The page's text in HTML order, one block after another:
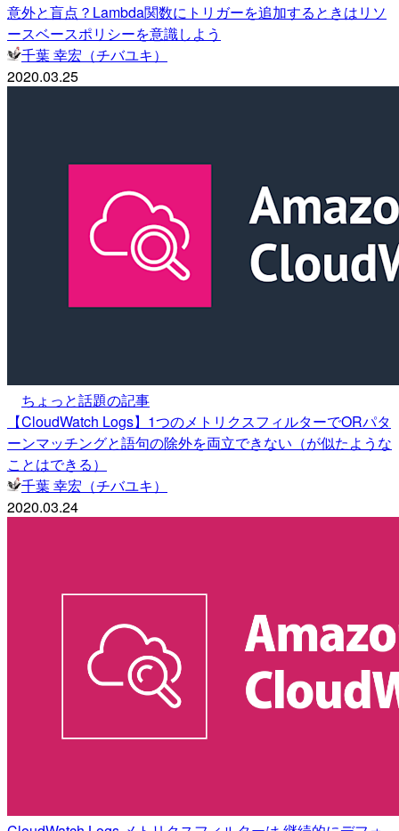
意外と盲点？Lambda関数にトリガーを追加するときはリソ
ースベースポリシーを意識しよう
千葉 幸宏（チバユキ）
2020.03.25
ちょっと話題の記事
【CloudWatch Logs】1つのメトリクスフィルターでORパタ
ーンマッチングと語句の除外を両立できない（が似たような
ことはできる）
千葉 幸宏（チバユキ）
2020.03.24